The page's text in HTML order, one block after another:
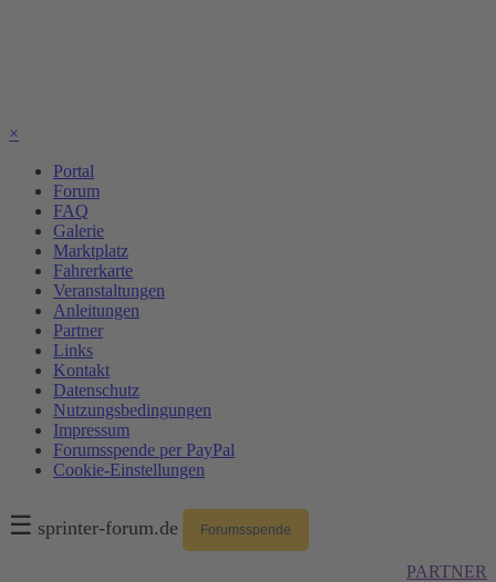
×
Portal
Forum
FAQ
Galerie
Marktplatz
Fahrerkarte
Veranstaltungen
Anleitungen
Partner
Links
Kontakt
Datenschutz
Nutzungsbedingungen
Impressum
Forumsspende per PayPal
Cookie-Einstellungen
☰ sprinter-forum.de Forumsspende
PARTNER